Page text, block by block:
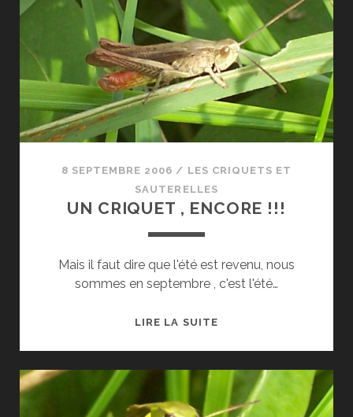
8 SEPTEMBRE 2006 / LES CRIQUETS ET
SAUTERELLES
UN CRIQUET , ENCORE !!!
Mais il faut dire que l'été est revenu, nous
sommes en septembre , c'est l'été…
LIRE LA SUITEUN
ENCORE